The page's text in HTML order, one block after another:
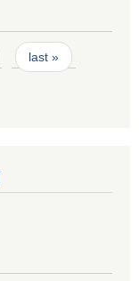
last »